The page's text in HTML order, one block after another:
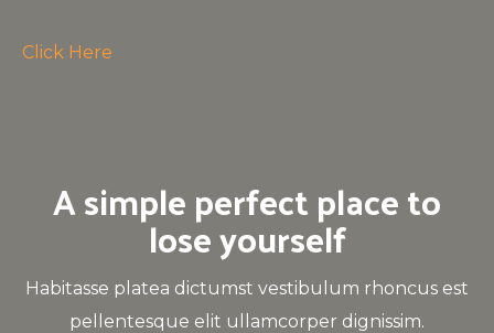
Click Here
A simple perfect place to
lose yourself
Habitasse platea dictumst vestibulum rhoncus est
pellentesque elit ullamcorper dignissim.